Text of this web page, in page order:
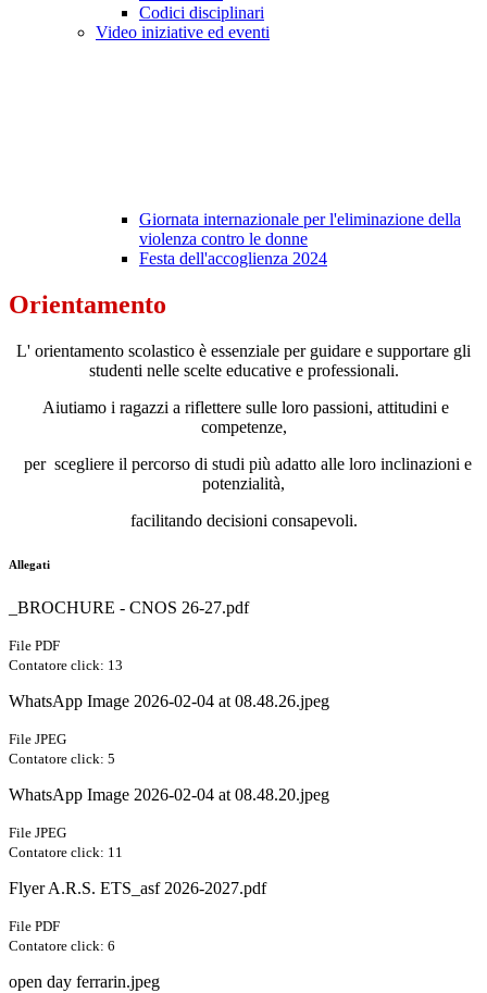
Codici disciplinari
Video iniziative ed eventi
Giornata internazionale per l'eliminazione della
violenza contro le donne
Festa dell'accoglienza 2024
Orientamento
L' orientamento scolastico è essenziale per guidare e supportare gli
studenti nelle scelte educative e professionali.
Aiutiamo i ragazzi a riflettere sulle loro passioni, attitudini e
competenze,
per scegliere il percorso di studi più adatto alle loro inclinazioni e
potenzialità,
facilitandodecisioni consapevoli.
Allegati
_BROCHURE - CNOS 26-27.pdf
File PDF
Contatore click: 13
WhatsApp Image 2026-02-04 at 08.48.26.jpeg
File JPEG
Contatore click: 5
WhatsApp Image 2026-02-04 at 08.48.20.jpeg
File JPEG
Contatore click: 11
Flyer A.R.S. ETS_asf 2026-2027.pdf
File PDF
Contatore click: 6
open day ferrarin.jpeg